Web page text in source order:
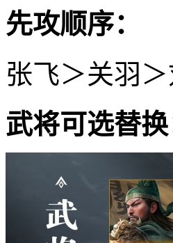
先攻顺序：
张飞＞关羽
武将可选替换